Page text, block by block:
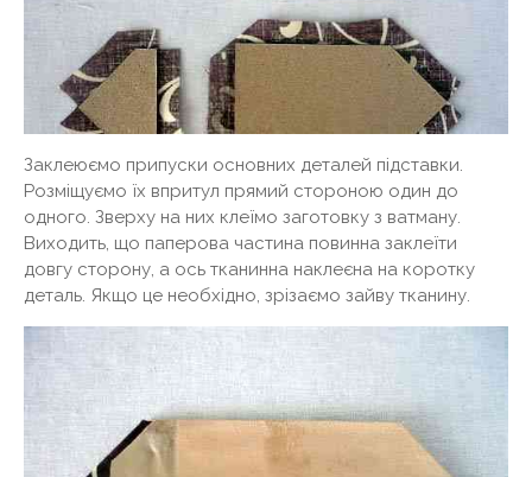
Заклеюємо припуски основних деталей підставки.
Розміщуємо їх впритул прямий стороною один до
одного. Зверху на них клеїмо заготовку з ватману.
Виходить, що паперова частина повинна заклеїти
довгу сторону, а ось тканинна наклеєна на коротку
деталь. Якщо це необхідно, зрізаємо зайву тканину.